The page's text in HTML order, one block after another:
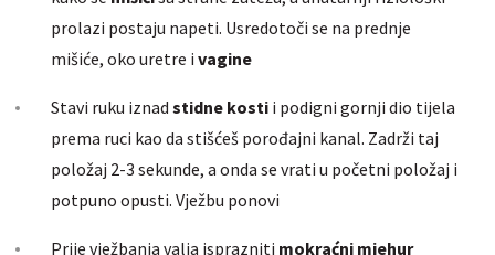
prolazi postaju napeti. Usredotoči se na prednje
mišiće, oko uretre i vagine
Stavi ruku iznad stidne kosti i podigni gornji dio tijela
prema ruci kao da stišćeš porođajni kanal. Zadrži taj
položaj 2-3 sekunde, a onda se vrati u početni položaj i
potpuno opusti. Vježbu ponovi
Prije vježbanja valja isprazniti mokraćni mjehur